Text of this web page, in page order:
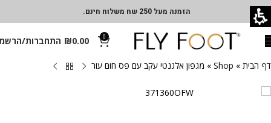
הזמנה מעל 250 שח משלוח חינם.
0
₪0.00 התחברות/
דף הבית »
Shop
» מגפון אלגנטי עקב עם פס חום עור